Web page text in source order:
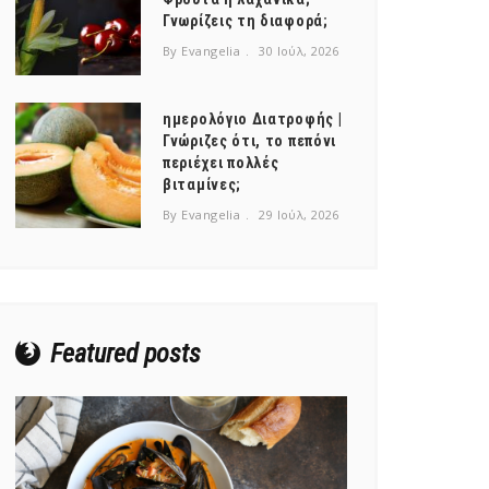
Γνωρίζεις τη διαφορά;
By Evangelia 30 Ιούλ, 2026
ημερολόγιο Διατροφής |
Γνώριζες ότι, το πεπόνι
περιέχει πολλές
βιταμίνες;
By Evangelia 29 Ιούλ, 2026
Featured posts